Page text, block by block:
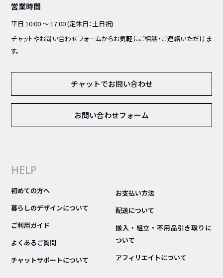
営業時間
平日 10:00 ～ 17:00 (定休日：土日祝)
チャットやお問い合わせフォームからお気軽にご相談・ご連絡いただけま
す。
チャットでお問い合わせ
お問い合わせフォーム
HELP
初めての方へ
暮らしのデザインについて
ご利用ガイド
よくあるご質問
チャットサポートについて
お支払い方法
配送について
搬入・組立・不用品引き取りに
ついて
アフィリエイトについて